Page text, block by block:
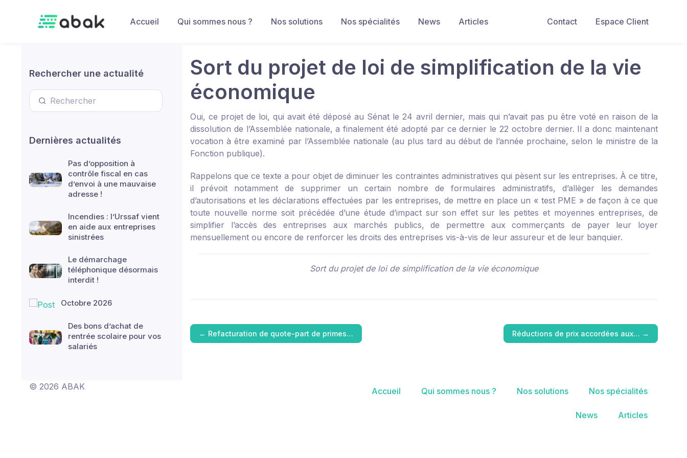
Contact
Espace Client
Accueil Qui sommes nous ? Nos solutions Nos spécialités News Articles
Rechercher une actualité
Dernières actualités
Pas d’opposition à
contrôle fiscal en cas
d’envoi à une mauvaise
adresse !
Incendies : l’Urssaf vient
en aide aux entreprises
sinistrées
Le démarchage
téléphonique désormais
interdit !
Octobre 2026
Des bons d’achat de
rentrée scolaire pour vos
salariés
Sort du projet de loi de simplification de la vie
économique
Oui, ce projet de loi, qui avait été déposé au Sénat le 24 avril dernier, mais qui n’avait pas pu être voté en raison de la
dissolution de l’Assemblée nationale, a finalement été adopté par ce dernier le 22 octobre dernier. Il a donc maintenant
vocation à être examiné par l’Assemblée nationale (au plus tard au début de l’année prochaine, selon le ministre de la
Fonction publique).
Rappelons que ce texte a pour objet de diminuer les contraintes administratives qui pèsent sur les entreprises. À ce titre,
il prévoit notamment de supprimer un certain nombre de formulaires administratifs, d’allèger les demandes
d’autorisations et les déclarations effectuées par les entreprises, de mettre en place un « test PME » de façon à ce que
toute nouvelle norme soit précédée d’une étude d’impact sur son effet sur les petites et moyennes entreprises, de
simplifier l’accès des entreprises aux marchés publics, de permettre aux commerçants de payer leur loyer
mensuellement ou encore de renforcer les droits des entreprises vis-à-vis de leur assureur et de leur banquier.
Sort du projet de loi de simplification de la vie économique
← Refacturation de quote-part de primes… Réductions de prix accordées aux… →
© 2026 ABAK Accueil Qui sommes nous ? Nos solutions Nos spécialités
News Articles